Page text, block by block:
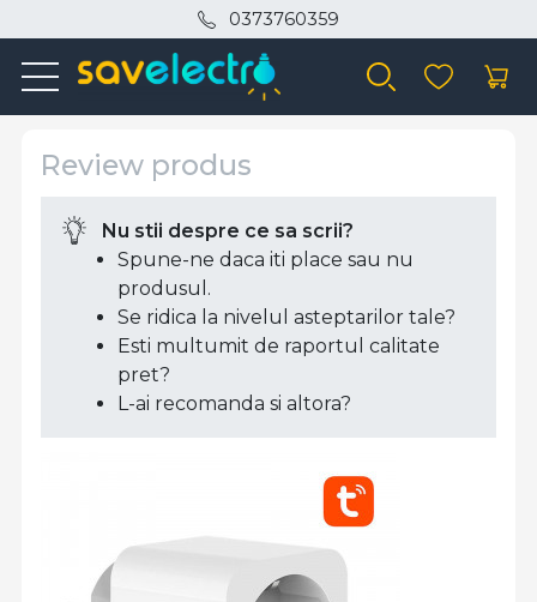
0373760359
Review produs
Nu stii despre ce sa scrii?
Spune-ne daca iti place sau nu
produsul.
Se ridica la nivelul asteptarilor tale?
Esti multumit de raportul calitate
pret?
L-ai recomanda si altora?